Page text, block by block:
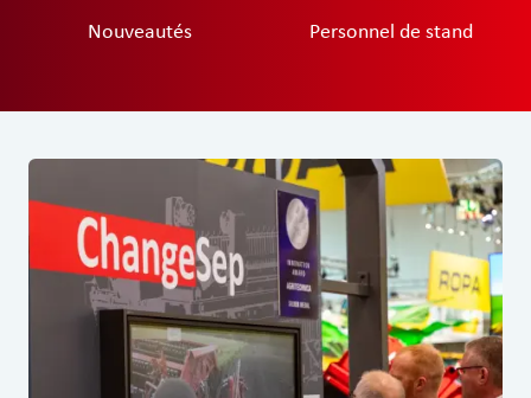
Nouveautés Personnel de stand